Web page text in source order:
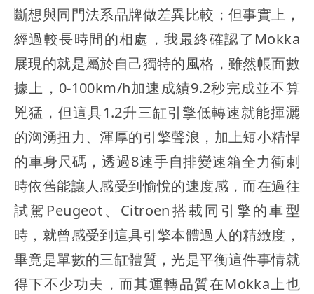
斷想與同門法系品牌做差異比較；但事實上，
經過較長時間的相處，我最終確認了Mokka
展現的就是屬於自己獨特的風格，雖然帳面數
據上，0-100km/h加速成績9.2秒完成並不算
兇猛，但這具1.2升三缸引擎低轉速就能揮灑
的洶湧扭力、渾厚的引擎聲浪，加上短小精悍
的車身尺碼，透過8速手自排變速箱全力衝刺
時依舊能讓人感受到愉悅的速度感，而在過往
試駕Peugeot、Citroen搭載同引擎的車型
時，就曾感受到這具引擎本體過人的精緻度，
畢竟是單數的三缸體質，光是平衡這件事情就
得下不少功夫，而其運轉品質在Mokka上也